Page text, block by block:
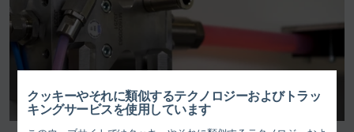
クッキーやそれに類似するテクノロジーおよびトラッ
キングサービスを使用しています